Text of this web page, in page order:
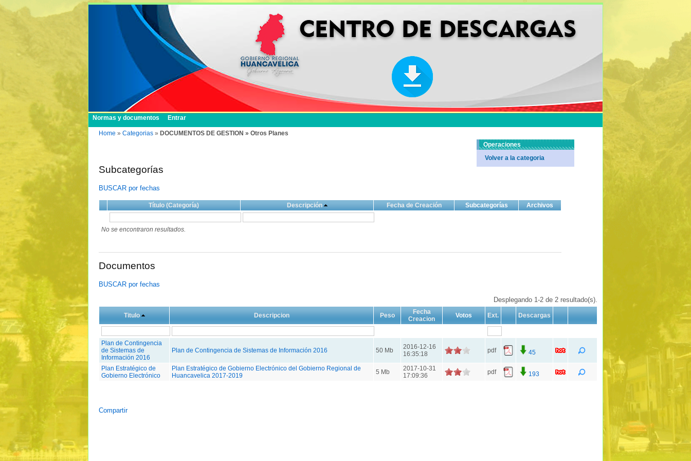
Normas y documentos Entrar
Home » Categorias » DOCUMENTOS DE GESTION » Otros Planes
Subcategorías
BUSCAR por fechas
Título (Categoría) Descripción Fecha de Creación Subcategorías Archivos
No se encontraron resultados.
Documentos
BUSCAR por fechas
Desplegando 1-2 de 2 resultado(s).
Titulo Descripcion Peso
Fecha
Creacion
Votos Ext. Descargas
Plan de Contingencia
de Sistemas de
Información 2016
Plan de Contingencia de Sistemas de Información 2016 50 Mb
2016-12-16
16:35:18
pdf 45
Plan Estratégico de
Gobierno Electrónico
Plan Estratégico de Gobierno Electrónico del Gobierno Regional de
Huancavelica 2017-2019
5 Mb
2017-10-31
17:09:36
pdf 193
Compartir
Operaciones
Volver a la categoria